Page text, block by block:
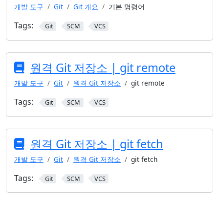
개발 도구 Git Git 개요 기본 명령어
Tags: Git SCM VCS
원격 Git 저장소 | git remote
개발 도구 Git 원격 Git 저장소 git remote
Tags: Git SCM VCS
원격 Git 저장소 | git fetch
개발 도구 Git 원격 Git 저장소 git fetch
Tags: Git SCM VCS